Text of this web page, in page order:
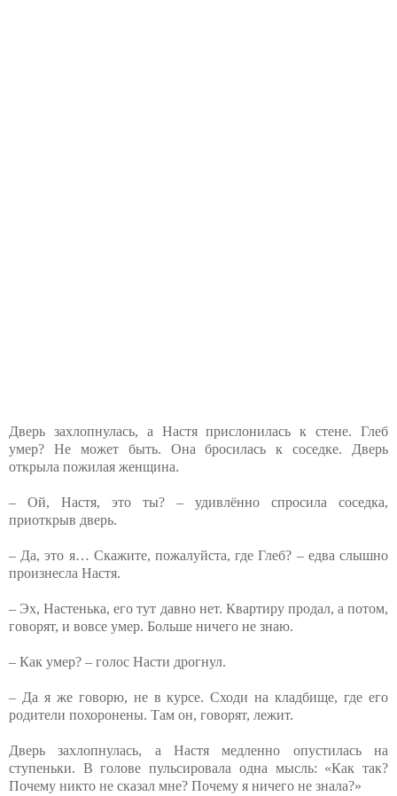
Дверь захлопнулась, а Настя прислонилась к стене. Глеб
умер? Не может быть. Она бросилась к соседке. Дверь
открыла пожилая женщина.
– Ой, Настя, это ты? – удивлённо спросила соседка,
приоткрыв дверь.
– Да, это я… Скажите, пожалуйста, где Глеб? – едва слышно
произнесла Настя.
– Эх, Настенька, его тут давно нет. Квартиру продал, а потом,
говорят, и вовсе умер. Больше ничего не знаю.
– Как умер? – голос Насти дрогнул.
– Да я же говорю, не в курсе. Сходи на кладбище, где его
родители похоронены. Там он, говорят, лежит.
Дверь захлопнулась, а Настя медленно опустилась на
ступеньки. В голове пульсировала одна мысль: «Как так?
Почему никто не сказал мне? Почему я ничего не знала?»